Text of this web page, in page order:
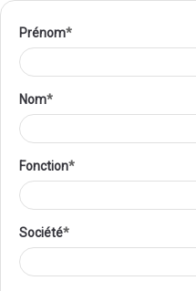
Prénom
Nom
Fonction
Société